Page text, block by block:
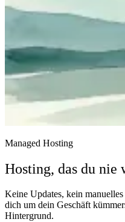
Managed Hosting
Hosting, das du nie
Keine Updates, kein
dich um dein Geschäft
Hintergrund.